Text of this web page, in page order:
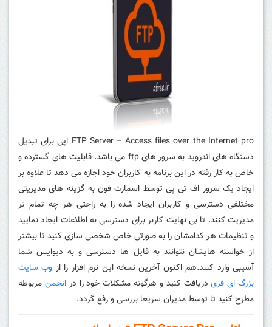
FTP Server – Access files over the Internet pro اپی برای تبدیل
دستگاه های اندروید به سرور های ftp می باشد. قابلیت های گسترده و
خاص به کار رفته در این برنامه به کاربران خود اجازه می دهد تا علاوه بر
ایجاد یک سرور اف تی پی توسط اسمارت فون به گزینه های مدیریتی
مختلفی دسترسی و کاربران ایجاد شده را به راحتی هر چه تمام تر
مدیریت کنند. تا بی نهایت کاربر برای دسترسی به اطلاعات ایجاد نمایید
و تنظیمات هر کدامشان را به صورتی خاص شخصی سازی کنید تا بیشتر
از خواسته هایشان نتوانند به فایل ها دسترسی و به دیوایس شما
آسیبی وارد کنند.هم اکنون آخرین نسخه این نرم افزار را از وب سایت
بزرگ ای فریدریافت کنید و هرگونه مشکلات خود را درانجمن مربوطه
مطرح کنید تا توسط مدیران سریعا بررسی و رفع گردد.